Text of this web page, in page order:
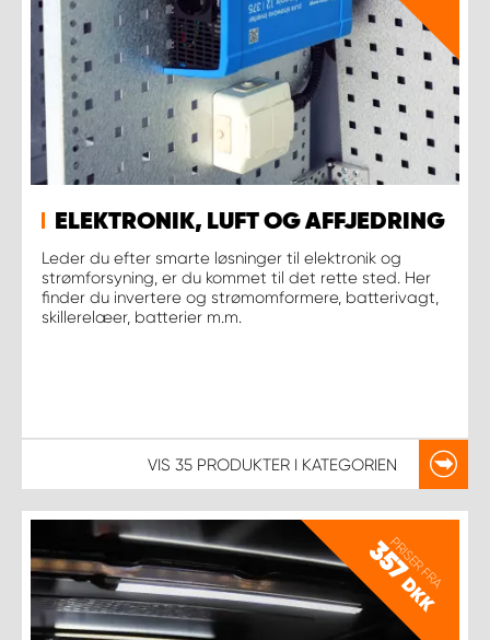
ELEKTRONIK, LUFT OG AFFJEDRING
Leder du efter smarte løsninger til elektronik og
strømforsyning, er du kommet til det rette sted. Her
finder du invertere og strømomformere, batterivagt,
skillerelæer, batterier m.m.
VIS 35 PRODUKTER I KATEGORIEN
PRISER FRA
357
DKK